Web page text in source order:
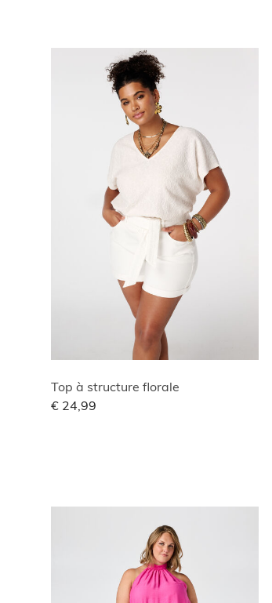
Top à structure florale
€ 24,99